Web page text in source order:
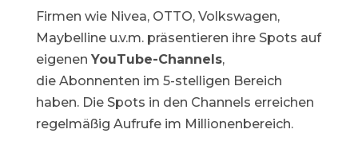
Firmen wie Nivea, OTTO, Volkswagen,
Maybelline u.v.m. präsentieren ihre Spots auf
eigenen YouTube-Channels,
die Abonnenten im 5-stelligen Bereich
haben. Die Spots in den Channels erreichen
regelmäßig Aufrufe im Millionenbereich.